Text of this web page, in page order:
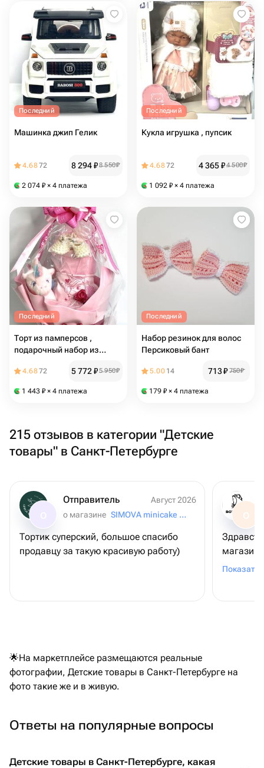
Последний
Машинка джип Гелик
4.6872 8 294₽8 550₽
2 074 ₽ × 4 платежа
Последний
Кукла игрушка , пупсик
4.6872 4 365₽4 500₽
1 092 ₽ × 4 платежа
Последний
Торт из памперсов ,
подарочный набор из
роддома для девочки
4.6872 5 772₽5 950₽
1 443 ₽ × 4 платежа
Последний
Набор резинок для волос
Персиковый бант
5.00 14 713₽ 750₽
179 ₽ × 4 платежа
215 отзывов в категории "Детские
товары" в Санкт-Петербурге
Отправитель
Август 2026
о магазине
SIMOVA minicake for you
Тортик суперский, большое спасибо
продавцу за такую красивую работу)
О
магазин
Показать
🌟На маркетплейсе размещаются реальные
фотографии, Детские товары в Санкт-Петербурге на
фото такие же и в живую.
Ответы на популярные вопросы
Детские товары в Санкт-Петербурге, какая